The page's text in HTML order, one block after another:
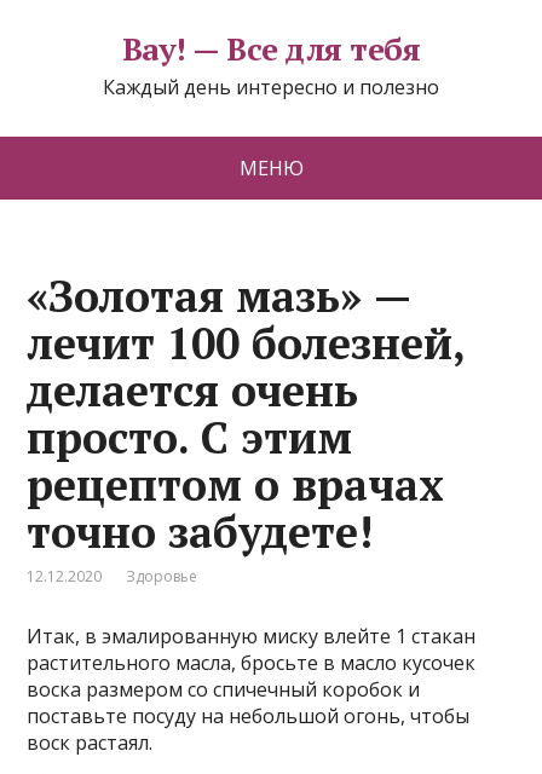
Вау! — Все для тебя
Каждый день интересно и полезно
МЕНЮ
«Золотая мазь» —
лечит 100 болезней,
делается очень
просто. С этим
рецептом о врачах
точно забудете!
12.12.2020 Здоровье
Итак, в эмалированную миску влейте 1 стакан
растительного масла, бросьте в масло кусочек
воска размером со спичечный коробок и
поставьте посуду на небольшой огонь, чтобы
воск растаял.